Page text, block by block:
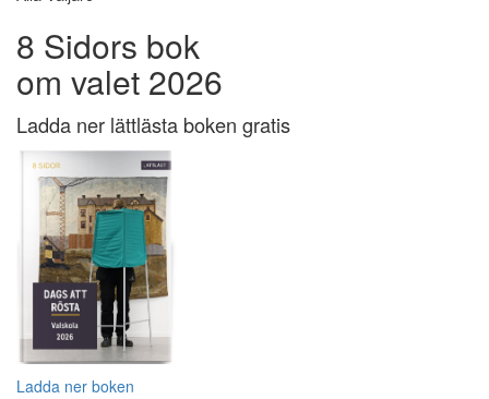
8 Sidors bok
om valet 2026
Ladda ner lättlästa boken gratis
Ladda ner boken